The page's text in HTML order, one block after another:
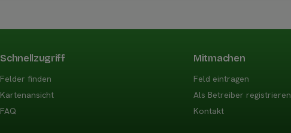
Schnellzugriff
Felder finden
Kartenansicht
FAQ
Mitmachen
Feld eintragen
Als Betreiber registrieren
Kontakt